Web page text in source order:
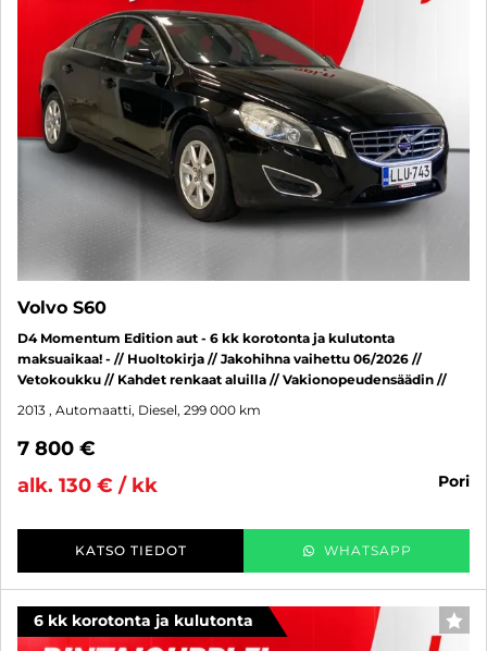
Volvo S60
D4 Momentum Edition aut - 6 kk korotonta ja kulutonta
maksuaikaa! - // Huoltokirja // Jakohihna vaihettu 06/2026 //
Vetokoukku // Kahdet renkaat aluilla // Vakionopeudensäädin //
2013 , Automaatti, Diesel, 299 000 km
7 800 €
alk. 130 € / kk
pori
KATSO TIEDOT WHATSAPP
6 kk korotonta ja kulutonta